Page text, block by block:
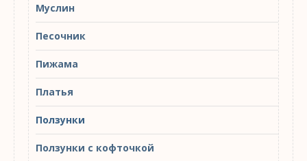
Муслин
Песочник
Пижама
Платья
Ползунки
Ползунки с кофточкой